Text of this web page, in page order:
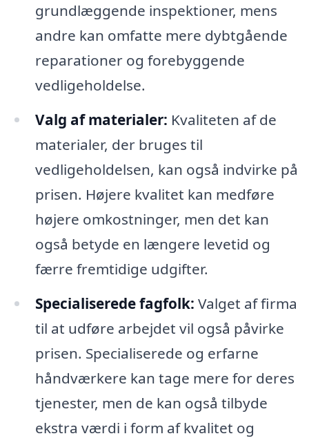
grundlæggende inspektioner, mens
andre kan omfatte mere dybtgående
reparationer og forebyggende
vedligeholdelse.
Valg af materialer: Kvaliteten af de
materialer, der bruges til
vedligeholdelsen, kan også indvirke på
prisen. Højere kvalitet kan medføre
højere omkostninger, men det kan
også betyde en længere levetid og
færre fremtidige udgifter.
Specialiserede fagfolk: Valget af firma
til at udføre arbejdet vil også påvirke
prisen. Specialiserede og erfarne
håndværkere kan tage mere for deres
tjenester, men de kan også tilbyde
ekstra værdi i form af kvalitet og